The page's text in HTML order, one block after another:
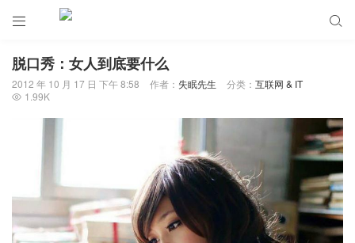
 
脱口秀：女人到底要什么
2012 年 10 月 17 日 下午 8:58 作者： 失眠先生 分类： 互联网 & IT
 1.99K